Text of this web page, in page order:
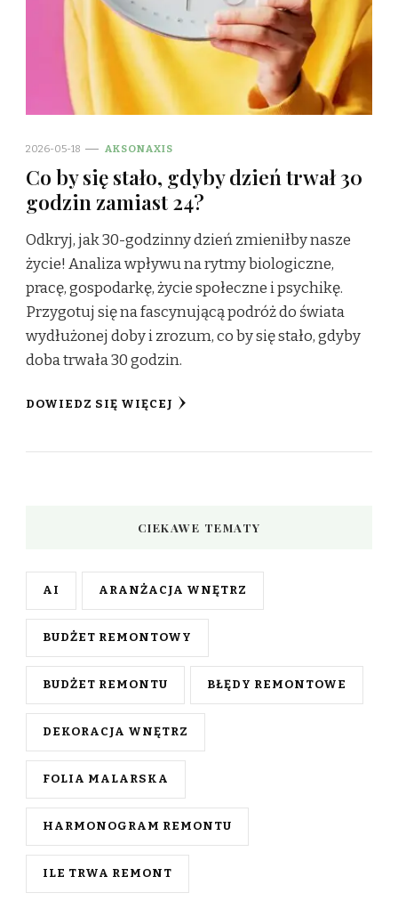
2026-05-18 AKSONAXIS
Co by się stało, gdyby dzień trwał 30
godzin zamiast 24?
Odkryj, jak 30-godzinny dzień zmieniłby nasze
życie! Analiza wpływu na rytmy biologiczne,
pracę, gospodarkę, życie społeczne i psychikę.
Przygotuj się na fascynującą podróż do świata
wydłużonej doby i zrozum, co by się stało, gdyby
doba trwała 30 godzin.
DOWIEDZ SIĘ WIĘCEJ
CIEKAWE TEMATY
AI ARANŻACJA WNĘTRZ
BUDŻET REMONTOWY
BUDŻET REMONTU BŁĘDY REMONTOWE
DEKORACJA WNĘTRZ
FOLIA MALARSKA
HARMONOGRAM REMONTU
ILE TRWA REMONT